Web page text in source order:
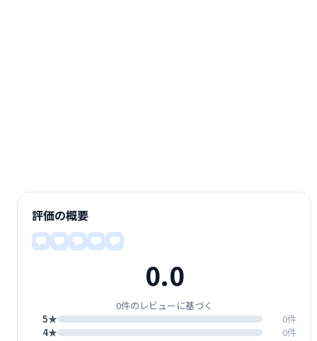
評価の概要
0.0
0件のレビューに基づく
5★
0件
4★
0件